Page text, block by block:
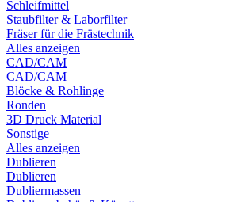
Schleifmittel
Staubfilter & Laborfilter
Fräser für die Frästechnik
Alles anzeigen
CAD/CAM
CAD/CAM
Blöcke & Rohlinge
Ronden
3D Druck Material
Sonstige
Alles anzeigen
Dublieren
Dublieren
Dubliermassen